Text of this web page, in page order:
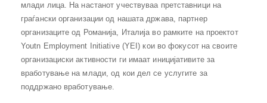
млади лица. На настанот учествуваа претставници на
граѓански организации од нашата држава, партнер
организаците од Романија, Италија во рамките на проектот
Youtn Employment Initiative (YEI) кои во фокусот на своите
организациски активности ги имаат иницијативите за
вработување на млади, од кои дел се услугите за
поддржано вработување.